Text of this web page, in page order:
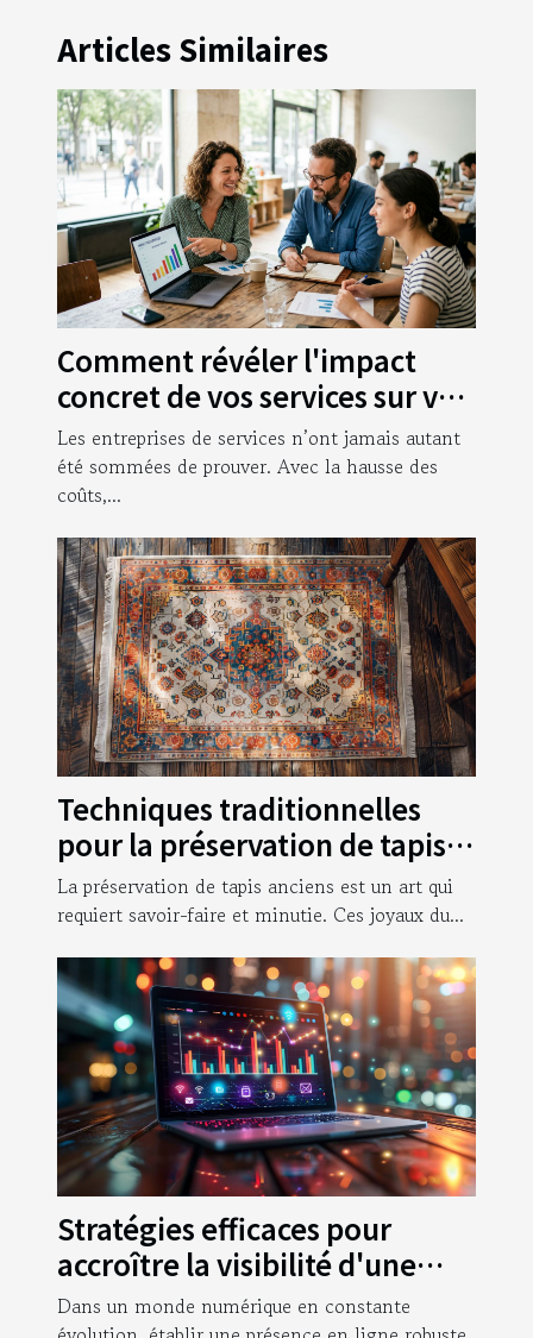
Articles Similaires
Comment révéler l'impact
concret de vos services sur vos
clients
Les entreprises de services n’ont jamais autant
été sommées de prouver. Avec la hausse des
coûts,...
Techniques traditionnelles
pour la préservation de tapis
anciens
La préservation de tapis anciens est un art qui
requiert savoir-faire et minutie. Ces joyaux du...
Stratégies efficaces pour
accroître la visibilité d'une
entreprise en ligne
Dans un monde numérique en constante